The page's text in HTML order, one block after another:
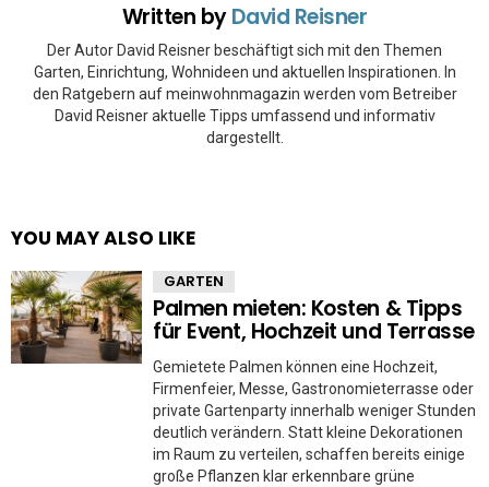
Written byDavid Reisner
Der Autor David Reisner beschäftigt sich mit den Themen
Garten, Einrichtung, Wohnideen und aktuellen Inspirationen. In
den Ratgebern auf meinwohnmagazin werden vom Betreiber
David Reisner aktuelle Tipps umfassend und informativ
dargestellt.
YOU MAY ALSO LIKE
GARTEN
Palmen mieten: Kosten & Tipps
für Event, Hochzeit und Terrasse
Gemietete Palmen können eine Hochzeit,
Firmenfeier, Messe, Gastronomieterrasse oder
private Gartenparty innerhalb weniger Stunden
deutlich verändern. Statt kleine Dekorationen
im Raum zu verteilen, schaffen bereits einige
große Pflanzen klar erkennbare grüne